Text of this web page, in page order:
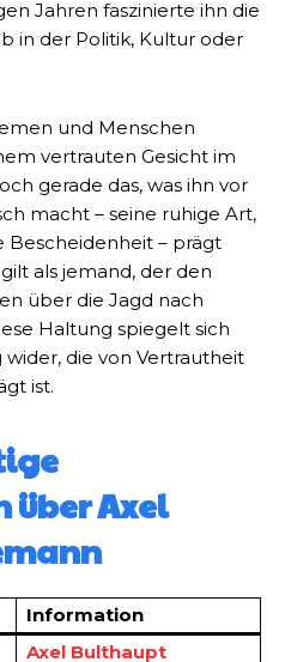
Jahren faszinierte ihn die
in der Politik, Kultur oder
und Menschen
vertrauten Gesicht im
gerade das, was ihn vor
macht – seine ruhige Art,
Bescheidenheit – prägt
als jemand, der den
über die Jagd nach
Haltung spiegelt sich
die von Vertrautheit
ist.
Axel
Information
Axel Bulthaupt